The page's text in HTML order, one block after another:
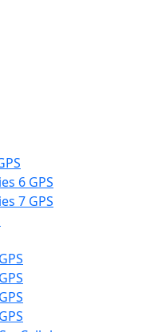
6 GPS
7 GPS